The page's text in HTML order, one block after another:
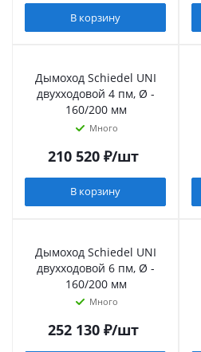
В корзину
Дымоход Schiedel UNI
двухходовой 4 пм, Ø -
160/200 мм
Много
210 520₽/шт
В корзину
Дымоход Schiedel UNI
двухходовой 6 пм, Ø -
160/200 мм
Много
252 130₽/шт